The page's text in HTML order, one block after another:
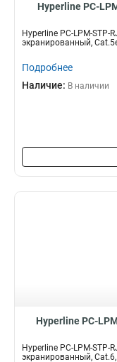
Hyperline PC-
Hyperline PC-LPM-STP-
экранированный,
Подробнее
Наличие: В наличии
Hyperline PC-
Hyperline PC-LPM-STP-
экранированный, Cat.6,